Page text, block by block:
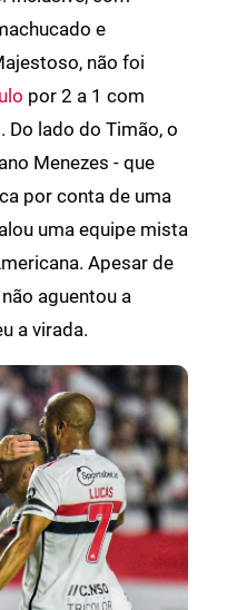
e
não foi
por 2 a 1 com
Do lado do Timão, o
Menezes - que
por conta de uma
uma equipe mista
Apesar de
aguentou a
a virada.